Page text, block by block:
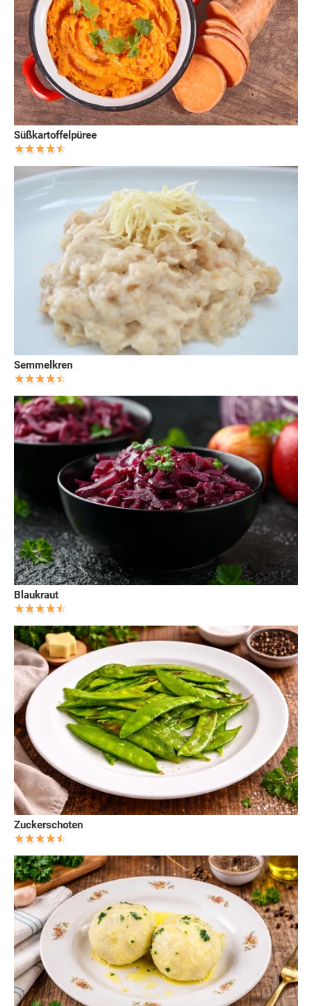
Süßkartoffelpüree
Semmelkren
Blaukraut
Zuckerschoten